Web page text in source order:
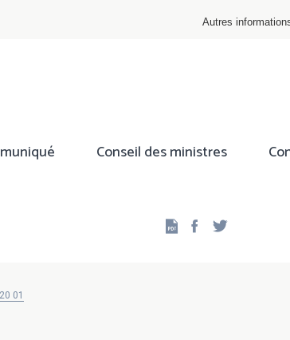
Autres
Conseil des ministres
Facebook
01